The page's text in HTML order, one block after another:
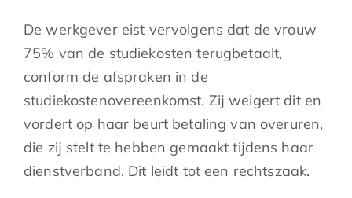
De werkgever eist vervolgens dat de vrouw
75% van de studiekosten terugbetaalt,
conform de afspraken in de
studiekostenovereenkomst. Zij weigert dit en
vordert op haar beurt betaling van overuren,
die zij stelt te hebben gemaakt tijdens haar
dienstverband. Dit leidt tot een rechtszaak.